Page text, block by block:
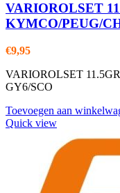
VARIOROLSET
KYMCO/PEUG/
€9,95
VARIOROLSET
GY6/SCO
Toevoegen aan
Quick view